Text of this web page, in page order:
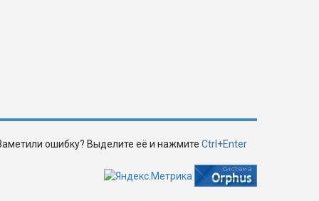
ошибку? Выделите её и нажмите Ctrl+Enter